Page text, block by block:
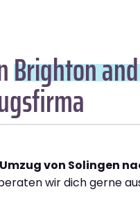
Brighton
von Solingen
wir dich gerne